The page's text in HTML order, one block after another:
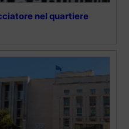
nel quartiere